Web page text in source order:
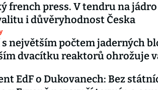
french press. V tendru na jádro
i důvěryhodnost Česka
s největším počtem jaderných
dvacítku reaktorů ohrožuje
EdF o Dukovanech: Bez